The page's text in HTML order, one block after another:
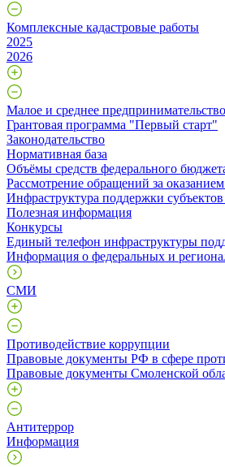
Комплексные кадастровые работы
2025
2026
Малое и среднее предпринимательство
Грантовая программа "Первый старт"
Законодательство
Нормативная база
Объёмы средств федерального
Рассмотрение обращений за
Инфраструктура поддержки
Полезная информация
Конкурсы
Единый телефон инфраструктуры
Информация о федеральных и
СМИ
Противодействие коррупции
Правовые документы РФ в сфере
Правовые документы Смоленской
Антитеррор
Информация